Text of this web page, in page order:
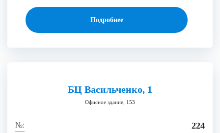
Подробнее
БЦ Васильченко, 1
Офисное здание, 153
224